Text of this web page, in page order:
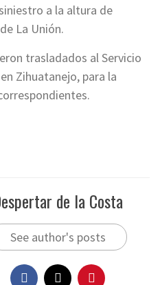
a la altura de
La Unión.
trasladados al Servicio
Zihuatanejo, para la
de la Costa
See author's posts